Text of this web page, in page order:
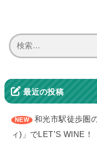
最近の投稿
和光市駅徒歩圏
ィ)」でLET’S WINE！